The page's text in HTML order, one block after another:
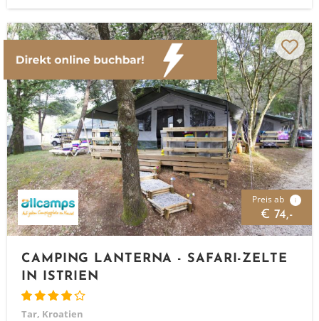
Preis ab i
€ 74,-
CAMPING LANTERNA - SAFARI-ZELTE
IN ISTRIEN
Tar, Kroatien